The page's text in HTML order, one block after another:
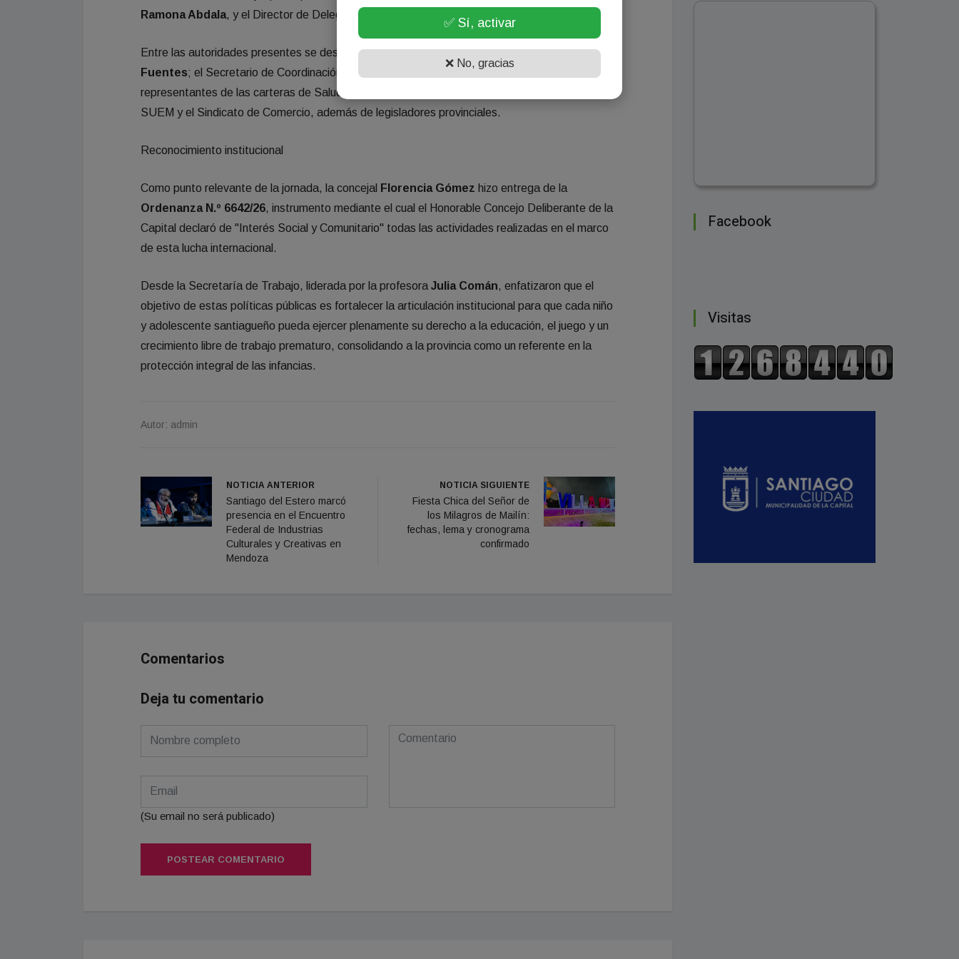
Ramona Abdala, y el Director de Delegaciones de Trabajo del Interior,
Entre las autoridades presentes se destacaron la intendente de la Capital,Ing. Norma
Fuentes; el Secretario de Coordinación de Gabinete, Ing. Mario Benavente
representantes de las carteras de Salud, Educación y diversos sectores gremiales como
SUEM y el Sindicato de Comercio, además de legisladores provinciales.
Reconocimiento institucional
Como punto relevante de la jornada, la concejal Florencia Gómez hizo entrega de la
Ordenanza N.º 6642/26, instrumento mediante el cual el Honorable Concejo Deliberante de la
Capital declaró de "Interés Social y Comunitario" todas las actividades realizadas en el marco
de esta lucha internacional.
Desde la Secretaría de Trabajo, liderada por la profesora Julia Comán, enfatizaron que el
objetivo de estas políticas públicas es fortalecer la articulación institucional para que cada niño
y adolescente santiagueño pueda ejercer plenamente su derecho a la educación, el juego y un
crecimiento libre de trabajo prematuro, consolidando a la provincia como un referente en la
protección integral de las infancias.
Autor: admin
NOTICIA ANTERIOR
Santiago del Estero marcó
presencia en el Encuentro
Federal de Industrias
Culturales y Creativas en
Mendoza
NOTICIA SIGUIENTE
Fiesta Chica del Señor de
los Milagros de Mailín:
fechas, lema y cronograma
confirmado
Comentarios
Deja tu comentario
(Su email no será publicado)
POSTEAR COMENTARIO
Facebook
Visitas
✅ Sí, activar
❌ No, gracias